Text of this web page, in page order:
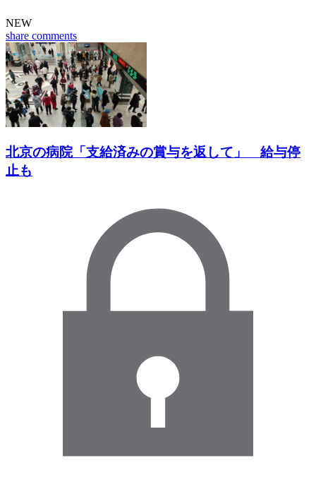
NEW
share comments
北京の病院「支給済みの賞与を返して」 給与停
止も